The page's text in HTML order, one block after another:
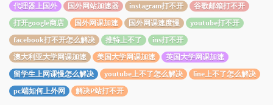
代理器上国外
国外网站加速器 instagram打不开
谷歌邮箱打不开
打开google商店
国外网课加速 国外网课速度慢
youtube打不开
facebook打不开怎么解决
推特上不了
ins打不开
澳大利亚大学网课加速
美国大学网课加速
英国大学网课加速
留学生上网课慢怎么解决
youtube上不了怎么解决
line上不了怎么解决
pc端如何上外网
解决P站打不开